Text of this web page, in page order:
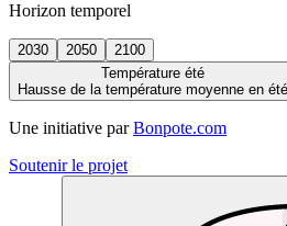
Horizon temporel
2030 2050
2100
Température été
Hausse de la température moyenne en été
Une initiative par Bonpote.com
Soutenir le projet